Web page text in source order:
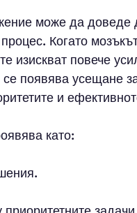
може да доведе
Когато
изискват повече
появява усещане
и
като: